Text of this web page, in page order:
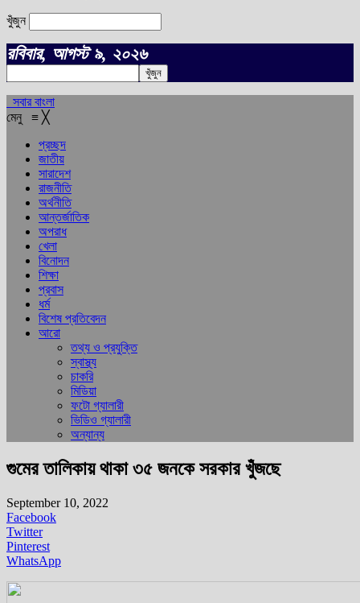
খুঁজুন
রবিবার, আগস্ট ৯, ২০২৬
সবার বাংলা
মেনু ≡ ╳
প্রচ্ছদ
জাতীয়
সারাদেশ
রাজনীতি
অর্থনীতি
আন্তর্জাতিক
অপরাধ
খেলা
বিনোদন
শিক্ষা
প্রবাস
ধর্ম
বিশেষ প্রতিবেদন
আরো
তথ্য ও প্রযুক্তি
স্বাস্থ্য
চাকরি
মিডিয়া
ফটো গ্যালারী
ভিডিও গ্যালারী
অন্যান্য
গুমের তালিকায় থাকা ৩৫ জনকে সরকার খুঁজছে
September 10, 2022
Facebook
Twitter
Pinterest
WhatsApp